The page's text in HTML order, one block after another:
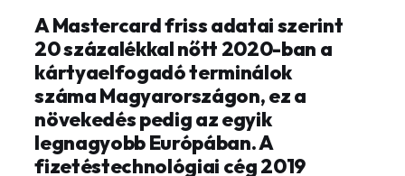
A Mastercard friss adatai szerint
20 százalékkal nőtt 2020-ban a
kártyaelfogadó terminálok
száma Magyarországon, ez a
növekedés pedig az egyik
legnagyobb Európában. A
fizetéstechnológiai cég 2019